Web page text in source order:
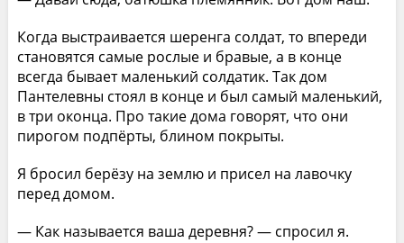
Когда выстраивается шеренга солдат, то впереди
становятся самые рослые и бравые, а в конце
всегда бывает маленький солдатик. Так дом
Пантелевны стоял в конце и был самый маленький,
в три оконца. Про такие дома говорят, что они
пирогом подпёрты, блином покрыты.
Я бросил берёзу на землю и присел на лавочку
перед домом.
— Как называется ваша деревня? — спросил я.